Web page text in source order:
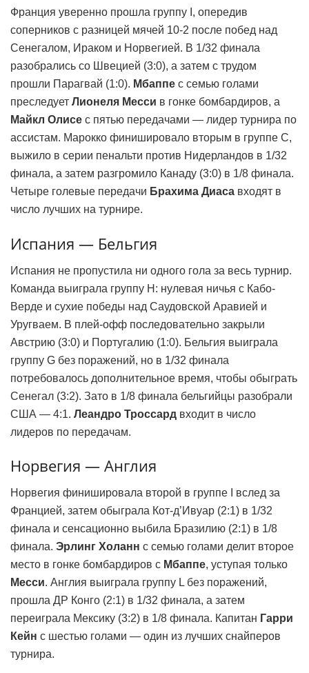
Франция уверенно прошла группу I, опередив
соперников с разницей мячей 10-2 после побед над
Сенегалом, Ираком и Норвегией. В 1/32 финала
разобрались со Швецией (3:0), а затем с трудом
прошли Парагвай (1:0). Мбаппе с семью голами
преследует Лионеля Месси в гонке бомбардиров, а
Майкл Олисе с пятью передачами — лидер турнира по
ассистам. Марокко финишировало вторым в группе C,
выжило в серии пенальти против Нидерландов в 1/32
финала, а затем разгромило Канаду (3:0) в 1/8 финала.
Четыре голевые передачи Брахима Диаса входят в
число лучших на турнире.
Испания — Бельгия
Испания не пропустила ни одного гола за весь турнир.
Команда выиграла группу H: нулевая ничья с Кабо-
Верде и сухие победы над Саудовской Аравией и
Уругваем. В плей-офф последовательно закрыли
Австрию (3:0) и Португалию (1:0). Бельгия выиграла
группу G без поражений, но в 1/32 финала
потребовалось дополнительное время, чтобы обыграть
Сенегал (3:2). Зато в 1/8 финала бельгийцы разобрали
США — 4:1. Леандро Троссард входит в число
лидеров по передачам.
Норвегия — Англия
Норвегия финишировала второй в группе I вслед за
Францией, затем обыграла Кот-д’Ивуар (2:1) в 1/32
финала и сенсационно выбила Бразилию (2:1) в 1/8
финала. Эрлинг Холанн с семью голами делит второе
место в гонке бомбардиров с Мбаппе, уступая только
Месси. Англия выиграла группу L без поражений,
прошла ДР Конго (2:1) в 1/32 финала, а затем
переиграла Мексику (3:2) в 1/8 финала. Капитан Гарри
Кейн с шестью голами — один из лучших снайперов
турнира.